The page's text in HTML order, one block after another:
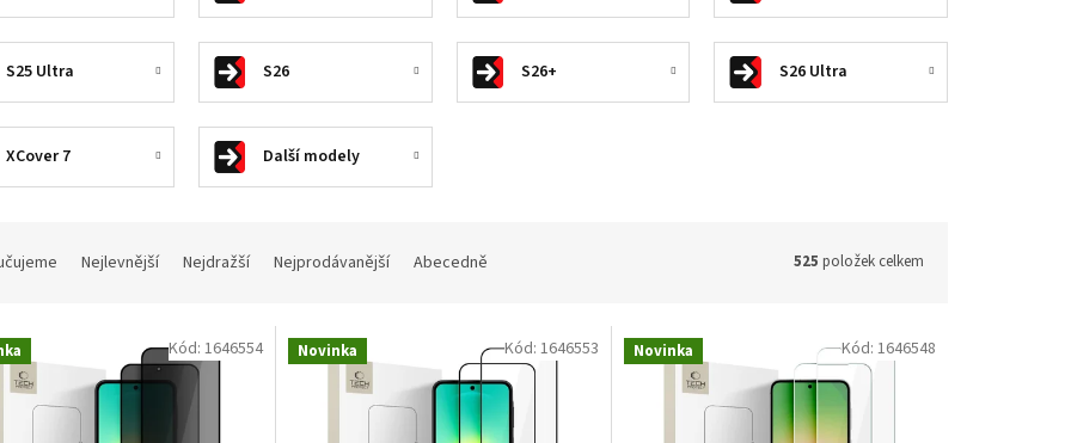
S25 Ultra S26 S26+ S26 Ultra
XCover 7 Další modely
Nejlevnější Nejdražší Nejprodávanější Abecedně 525 položek celkem
Kód: 1646554 Novinka Kód: 1646553 Novinka Kód: 1646548